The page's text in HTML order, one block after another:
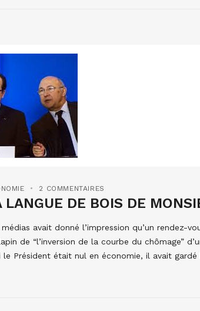
2 COMMENTAIRES
LANGUE DE BOIS DE
avait donné l’impression qu’un rendez-
de “l’inversion de la courbe du chômage”
le Président était nul en économie, il avait